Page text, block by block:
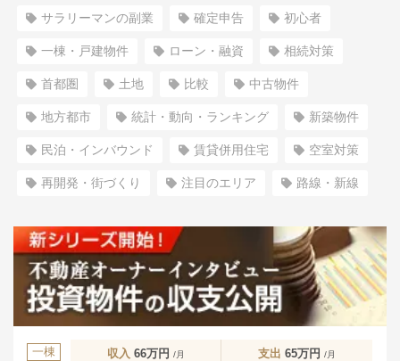
サラリーマンの副業 確定申告 初心者
一棟・戸建物件 ローン・融資 相続対策
首都圏 土地 比較 中古物件
地方都市 統計・動向・ランキング 新築物件
民泊・インバウンド 賃貸併用住宅 空室対策
再開発・街づくり 注目のエリア 路線・新線
一棟 収入 66万円 /月 支出 65万円 /月